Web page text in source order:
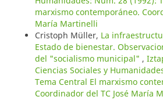
marxismo contemporáneo.
María Martinelli
Cristoph Müller, La
Estado de bienestar.
del "socialismo municipal" ,
Ciencias Sociales y
Tema Central El marxismo
Coordinador del TC José María